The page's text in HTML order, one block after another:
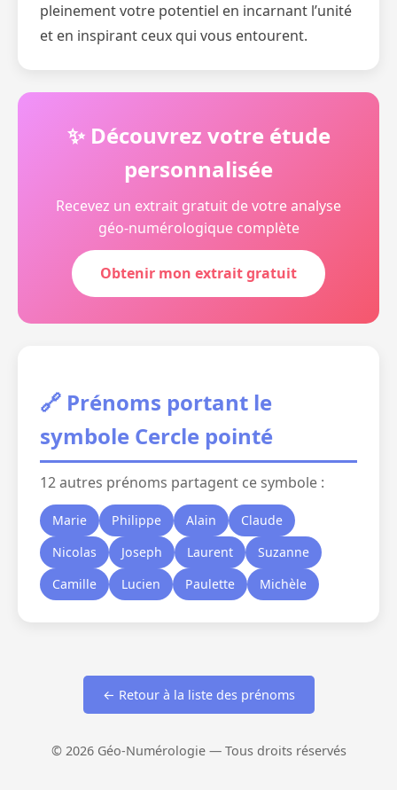
pleinement votre potentiel en incarnant l’unité
et en inspirant ceux qui vous entourent.
✨ Découvrez votre étude
personnalisée
Recevez un extrait gratuit de votre analyse
géo-numérologique complète
Obtenir mon extrait gratuit
🔗 Prénoms portant le
symbole Cercle pointé
12 autres prénoms partagent ce symbole :
Marie Philippe Alain
Claude
Nicolas
Joseph Laurent
Suzanne
Camille
Lucien Paulette Michèle
← Retour à la liste des prénoms
© 2026 Géo-Numérologie — Tous droits réservés